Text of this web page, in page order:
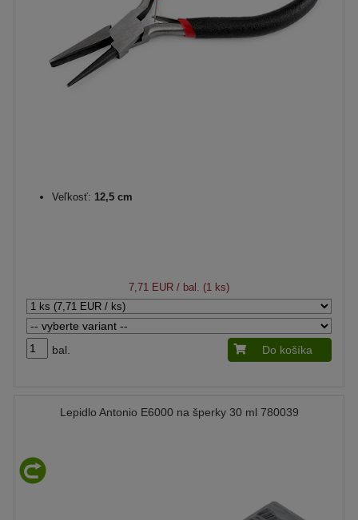
Veľkosť: 12,5 cm
7,71 EUR / bal. (1 ks)
bal. Do košíka
Lepidlo Antonio E6000 na šperky 30 ml 780039